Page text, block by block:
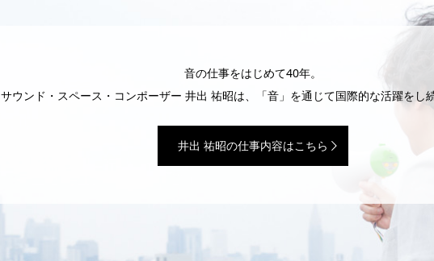
音の仕事をはじめて40年。
サウンド・スペース・コンポーザー 井出 祐昭は、「音」を通じて国際的な活躍をし
井出 祐昭の仕事内容はこちら